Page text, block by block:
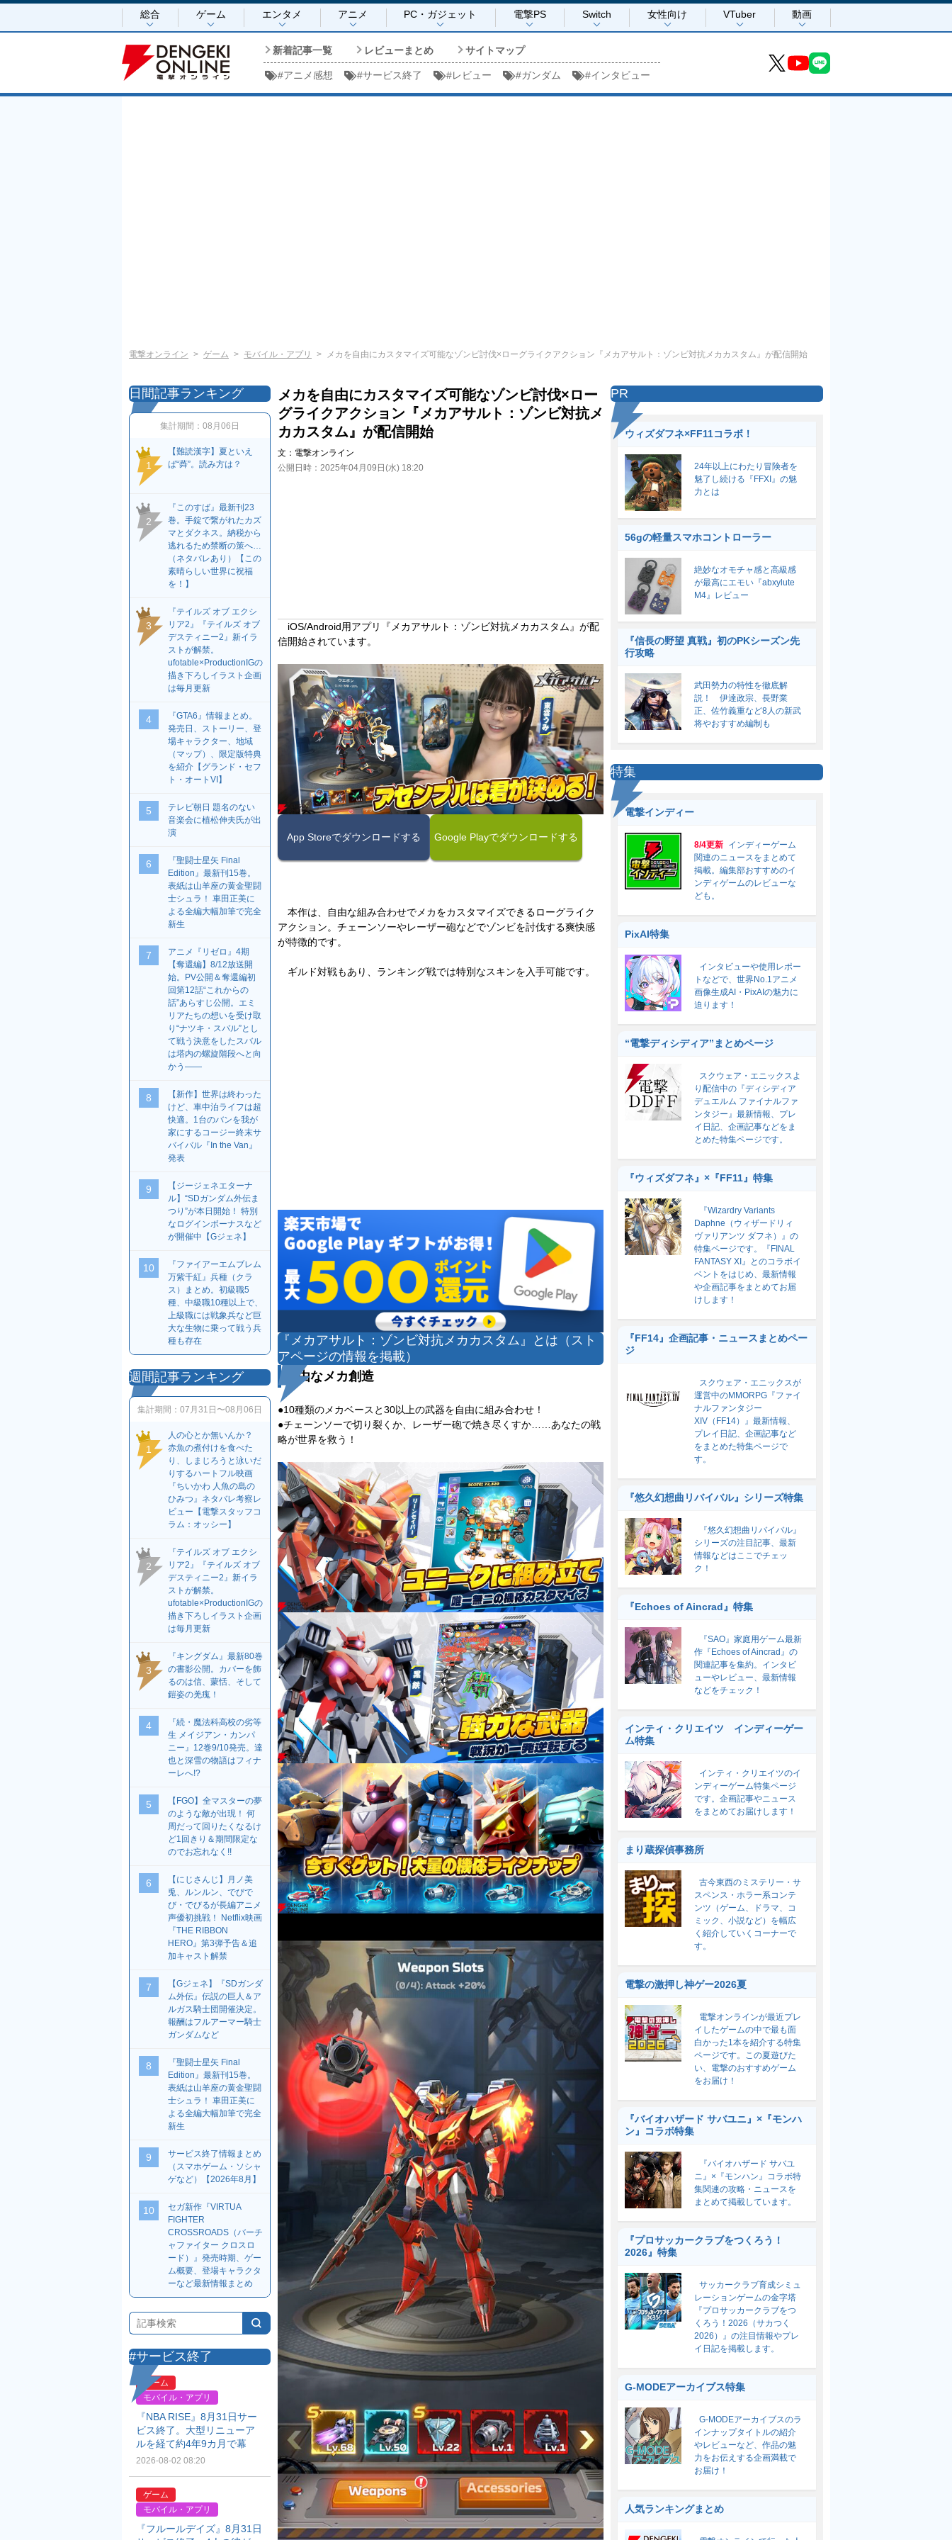
総合 ゲーム エンタメ アニメ PC・ガジェット 電撃PS Switch 女性向け VTuber 動画
新着記事一覧 レビューまとめ サイトマップ
#アニメ感想 #サービス終了 #レビュー #ガンダム #インタビュー
電撃オンライン ゲーム モバイル・アプリ メカを自由にカスタマイズ可能なゾンビ討伐×ローグライクアクション『メカアサルト：ゾンビ対抗メカカスタム』が配信開始
メカを自由にカスタマイズ可能なゾンビ討伐×ロー
グライクアクション『メカアサルト：ゾンビ対抗メ
カカスタム』が配信開始
文： 電撃オンライン
公開日時： 2025年04月09日(水) 18:20
iOS/Android用アプリ『メカアサルト：ゾンビ対抗メカカスタム』が配
信開始されています。
App Storeでダウンロードする Google Playでダウンロードする
本作は、自由な組み合わせでメカをカスタマイズできるローグライク
アクション。チェーンソーやレーザー砲などでゾンビを討伐する爽快感
が特徴的です。
ギルド対戦もあり、ランキング戦では特別なスキンを入手可能です。
『メカアサルト：ゾンビ対抗メカカスタム』とは（スト
アページの情報を掲載）
自由なメカ創造
●10種類のメカベースと30以上の武器を自由に組み合わせ！
●チェーンソーで切り裂くか、レーザー砲で焼き尽くすか……あなたの戦
略が世界を救う！
日間記事ランキング
集計期間： 08月06日
1
【難読漢字】夏といえ
ば“蕣”。読み方は？
2
『このすば』最新刊23
巻。手錠で繋がれたカズ
マとダクネス。納税から
逃れるため禁断の策へ…
（ネタバレあり）【この
素晴らしい世界に祝福
を！】
3
『テイルズ オブ エクシ
リア2』『テイルズ オブ
デスティニー2』新イラ
ストが解禁。
ufotable×ProductionIGの
描き下ろしイラスト企画
は毎月更新
4
『GTA6』情報まとめ。
発売日、ストーリー、登
場キャラクター、地域
（マップ）、限定版特典
を紹介【グランド・セフ
ト・オートVI】
5
テレビ朝日 題名のない
音楽会に植松伸夫氏が出
演
6
『聖闘士星矢 Final
Edition』最新刊15巻。
表紙は山羊座の黄金聖闘
士シュラ！ 車田正美に
よる全編大幅加筆で完全
新生
7
アニメ『リゼロ』4期
【奪還編】8/12放送開
始。PV公開＆奪還編初
回第12話“これからの
話”あらすじ公開。エミ
リアたちの想いを受け取
り“ナツキ・スバル”とし
て戦う決意をしたスバル
は塔内の螺旋階段へと向
かう――
8
【新作】世界は終わった
けど、車中泊ライフは超
快適。1台のバンを我が
家にするコージー終末サ
バイバル『In the Van』
発表
9
【ジージェネエターナ
ル】“SDガンダム外伝ま
つり”が本日開始！ 特別
なログインボーナスなど
が開催中【Gジェネ】
10
『ファイアーエムブレム
万紫千紅』兵種（クラ
ス）まとめ。初級職5
種、中級職10種以上で、
上級職には戦象兵など巨
大な生物に乗って戦う兵
種も存在
週間記事ランキング
集計期間： 07月31日〜08月06日
1
人の心とか無いんか？
赤魚の煮付けを食べた
り、しまじろうと泳いだ
りするハートフル映画
『ちいかわ 人魚の島の
ひみつ』ネタバレ考察レ
ビュー【電撃スタッフコ
ラム：オッシー】
2
『テイルズ オブ エクシ
リア2』『テイルズ オブ
デスティニー2』新イラ
ストが解禁。
ufotable×ProductionIGの
描き下ろしイラスト企画
は毎月更新
3
『キングダム』最新80巻
の書影公開。カバーを飾
るのは信、蒙恬、そして
鎧姿の羌瘣！
4
『続・魔法科高校の劣等
生 メイジアン・カンパ
ニー』12巻9/10発売。達
也と深雪の物語はフィナ
ーレへ!?
5
【FGO】全マスターの夢
のような敵が出現！ 何
周だって回りたくなるけ
ど1回きり＆期間限定な
のでお忘れなく!!
6
【にじさんじ】月ノ美
兎、ルンルン、でびで
び・でびるが長編アニメ
声優初挑戦！ Netflix映画
『THE RIBBON
HERO』第3弾予告＆追
加キャスト解禁
7
【Gジェネ】『SDガンダ
ム外伝』伝説の巨人＆ア
ルガス騎士団開催決定。
報酬はフルアーマー騎士
ガンダムなど
8
『聖闘士星矢 Final
Edition』最新刊15巻。
表紙は山羊座の黄金聖闘
士シュラ！ 車田正美に
よる全編大幅加筆で完全
新生
9
サービス終了情報まとめ
（スマホゲーム・ソシャ
ゲなど）【2026年8月】
10
セガ新作『VIRTUA
FIGHTER
CROSSROADS（バーチ
ャファイター クロスロ
ード）』発売時期、ゲー
ム概要、登場キャラクタ
ーなど最新情報まとめ
#サービス終了
ゲーム
モバイル・アプリ
『NBA RISE』8月31日サー
ビス終了。大型リニューア
ルを経て約4年9カ月で幕
2026-08-02 08:20
ゲーム
モバイル・アプリ
『フルールデイズ』8月31日
PR
ウィズダフネ×FF11コラボ！
24年以上にわたり冒険者を
魅了し続ける『FFXI』の魅
力とは
56gの軽量スマホコントローラー
絶妙なオモチャ感と高級感
が最高にエモい『abxylute
M4』レビュー
『信長の野望 真戦』初のPKシーズン先
行攻略
武田勢力の特性を徹底解
説！ 伊達政宗、長野業
正、佐竹義重など8人の新武
将やおすすめ編制も
特集
電撃インディー
8/4更新 インディーゲーム
関連のニュースをまとめて
掲載。編集部おすすめのイ
ンディゲームのレビューな
ども。
PixAI特集
インタビューや使用レポー
トなどで、世界No.1アニメ
画像生成AI・PixAIの魅力に
迫ります！
“電撃ディシディア”まとめページ
スクウェア・エニックスよ
り配信中の『ディシディア
デュエルム ファイナルファ
ンタジー』最新情報、プレ
イ日記、企画記事などをま
とめた特集ページです。
『ウィズダフネ』×『FF11』特集
『Wizardry Variants
Daphne（ウィザードリィ
ヴァリアンツ ダフネ）』の
特集ページです。『FINAL
FANTASY XI』とのコラボイ
ベントをはじめ、最新情報
や企画記事をまとめてお届
けします！
『FF14』企画記事・ニュースまとめペー
ジ
スクウェア・エニックスが
運営中のMMORPG『ファイ
ナルファンタジー
XIV（FF14）』最新情報、
プレイ日記、企画記事など
をまとめた特集ページで
す。
『悠久幻想曲リバイバル』シリーズ特集
『悠久幻想曲リバイバル』
シリーズの注目記事、最新
情報などはここでチェッ
ク！
『Echoes of Aincrad』特集
『SAO』家庭用ゲーム最新
作『Echoes of Aincrad』の
関連記事を集約。インタビ
ューやレビュー、最新情報
などをチェック！
インティ・クリエイツ インディーゲー
ム特集
インティ・クリエイツのイ
ンディーゲーム特集ページ
です。企画記事やニュース
をまとめてお届けします！
まり蔵探偵事務所
古今東西のミステリー・サ
スペンス・ホラー系コンテ
ンツ（ゲーム、ドラマ、コ
ミック、小説など）を幅広
く紹介していくコーナーで
す。
電撃の激押し神ゲー2026夏
電撃オンラインが最近プレ
イしたゲームの中で最も面
白かった1本を紹介する特集
ページです。この夏遊びた
い、電撃のおすすめゲーム
をお届け！
『バイオハザード サバユニ』×『モンハ
ン』コラボ特集
『バイオハザード サバユ
ニ』×『モンハン』コラボ特
集関連の攻略・ニュースを
まとめて掲載しています。
『プロサッカークラブをつくろう！
2026』特集
サッカークラブ育成シミュ
レーションゲームの金字塔
『プロサッカークラブをつ
くろう！2026（サカつく
2026）』の注目情報やプレ
イ日記を掲載します。
G-MODEアーカイブス特集
G-MODEアーカイブスのラ
インナップタイトルの紹介
やレビューなど、作品の魅
力をお伝えする企画満載で
お届け！
人気ランキングまとめ